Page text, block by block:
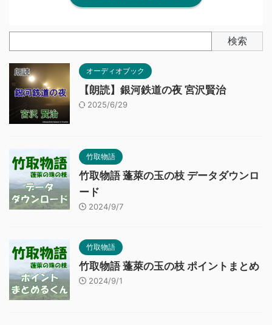
検索
オーディオブック
【朗読】銀河鉄道の夜 宮沢賢治
2025/6/29
竹取物語
竹取物語 蓬萊の玉の枝 データダウンロ
ード
2024/9/7
竹取物語
竹取物語 蓬萊の玉の枝 ポイントまとめ
2024/9/1